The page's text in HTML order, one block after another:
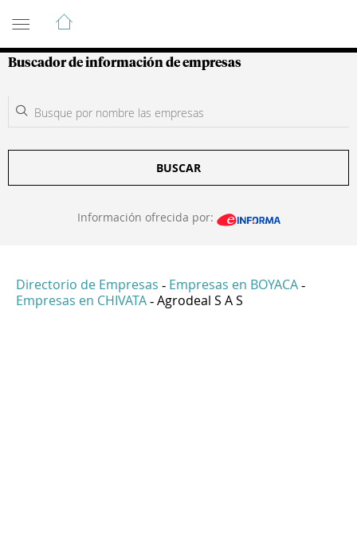
Guía de Empresas Colombianas
Buscador de información de empresas
BUSCAR
Información ofrecida por:
Directorio de Empresas - Empresas en BOYACA -
Empresas en CHIVATA - Agrodeal S A S